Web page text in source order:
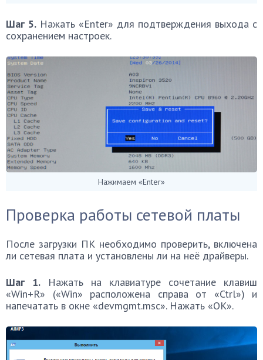
Шаг 5. Нажать «Enter» для подтверждения выхода с
сохранением настроек.
Нажимаем «Enter»
Проверка работы сетевой платы
После загрузки ПК необходимо проверить, включена
ли сетевая плата и установлены ли на неё драйверы.
Шаг 1. Нажать на клавиатуре сочетание клавиш
«Win+R» («Win» расположена справа от «Ctrl») и
напечатать в окне «devmgmt.msc». Нажать «ОК».